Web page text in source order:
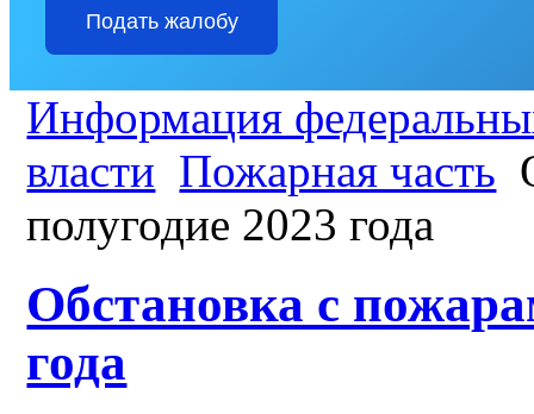
Подать жалобу
Информация
власти Пожарная часть
полугодие 2023 года
Обстановка с
года